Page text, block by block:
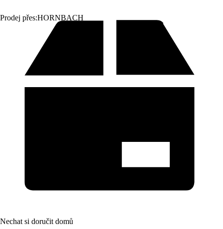
Prodej přes:HORNBACH
Nechat si doručit domů